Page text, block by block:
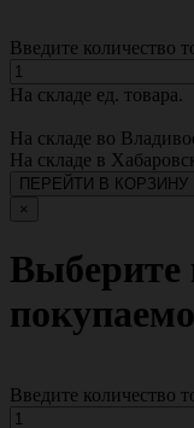
Введите количество
На складе ед. товара.
На складе во
На складе в
ПЕРЕЙТИ В КОРЗИНУ
×
Выберите
Введите количество